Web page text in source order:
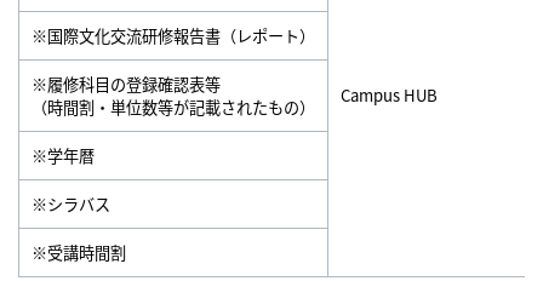
Campus HUB
※国際文化交流研修報告書（レポート）
※履修科目の登録確認表等
（時間割・単位数等が記載されたもの）
※学年暦
※シラバス
※受講時間割